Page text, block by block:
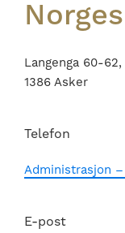
Langenga 60-62,
1386 Asker
Telefon
Administrasjon
E-post